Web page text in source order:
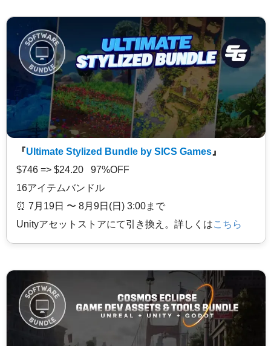
『Ultimate Stylized Bundle by SICS Games 』
$746 => $24.20 97%OFF
16アイテムバンドル
⏰️ 7月19日 〜 8月9日(日) 3:00まで
Unityアセットストアにて引き換え。詳しくはこちら